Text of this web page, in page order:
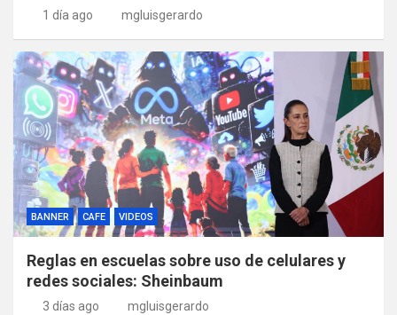
1 día ago mgluisgerardo
BANNER CAFE VIDEOS
Reglas en escuelas sobre uso de celulares y
redes sociales: Sheinbaum
3 días ago mgluisgerardo